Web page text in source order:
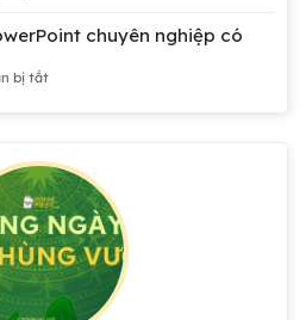
Đảng,
tranh
cổ
động
đẹp
Hình
hợp
Dots
miễn
phí
chuyên nghiệp có
bị tắtở
PowerPoint
chuyên
nghiệp
có
hiệu
ứng
đẹp